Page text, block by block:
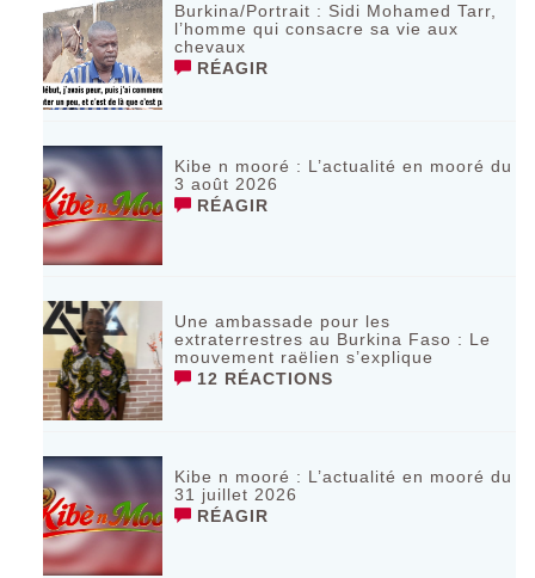
Burkina/Portrait : Sidi Mohamed Tarr,
l’homme qui consacre sa vie aux
chevaux
RÉAGIR
Kibe n mooré : L’actualité en mooré du
3 août 2026
RÉAGIR
Une ambassade pour les
extraterrestres au Burkina Faso : Le
mouvement raëlien s’explique
12 RÉACTIONS
Kibe n mooré : L’actualité en mooré du
31 juillet 2026
RÉAGIR